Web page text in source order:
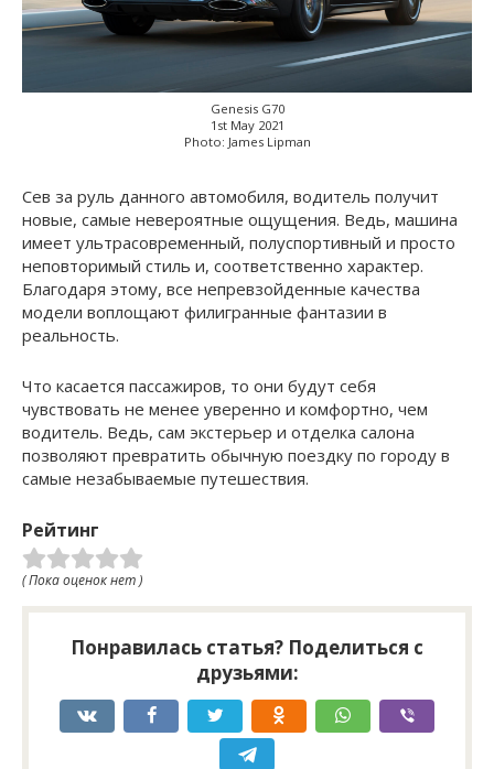
Genesis G70
1st May 2021
Photo: James Lipman
Сев за руль данного автомобиля, водитель получит
новые, самые невероятные ощущения. Ведь, машина
имеет ультрасовременный, полуспортивный и просто
неповторимый стиль и, соответственно характер.
Благодаря этому, все непревзойденные качества
модели воплощают филигранные фантазии в
реальность.
Что касается пассажиров, то они будут себя
чувствовать не менее уверенно и комфортно, чем
водитель. Ведь, сам экстерьер и отделка салона
позволяют превратить обычную поездку по городу в
самые незабываемые путешествия.
Рейтинг
( Пока оценок нет )
Понравилась статья? Поделиться с
друзьями: